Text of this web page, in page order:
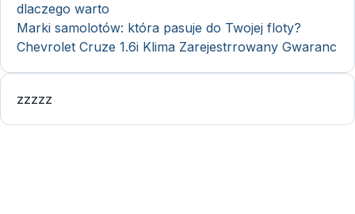
dlaczego warto
Marki samolotów: która pasuje do Twojej floty?
Chevrolet Cruze 1.6i Klima Zarejestrrowany Gwaranc
zzzzz